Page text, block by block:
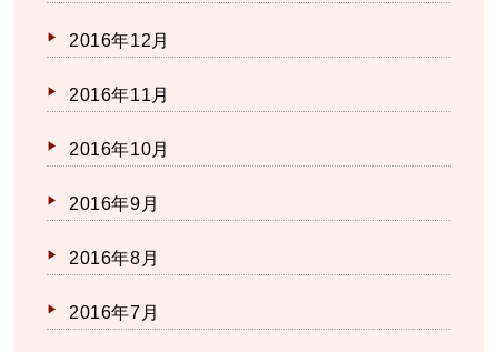
2016年12月
2016年11月
2016年10月
2016年9月
2016年8月
2016年7月